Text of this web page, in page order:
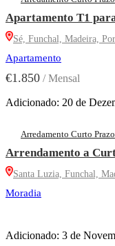
Apartamento T1
Sé, Funchal, Madeira,
Apartamento
€1.850 / Mensal
Adicionado: 20 de
Arredamento Curto Prazo
Arrendamento a
Santa Luzia, Funchal,
Moradia
Adicionado: 3 de